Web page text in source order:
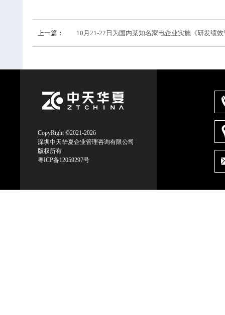
上一篇： 10月21-22日为国内某知名家电企业实施《研发绩
CopyRight ©2021-2026
深圳中天华夏企业管理咨询有限公司
版权所有
粤ICP备12059297号